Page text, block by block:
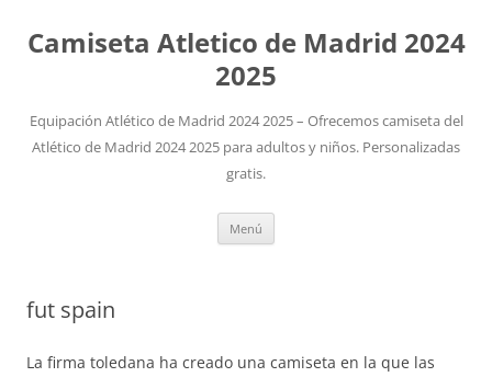
Camiseta Atletico de Madrid 2024
2025
Equipación Atlético de Madrid 2024 2025 – Ofrecemos camiseta del
Atlético de Madrid 2024 2025 para adultos y niños. Personalizadas
gratis.
Menú
fut spain
La firma toledana ha creado una camiseta en la que las